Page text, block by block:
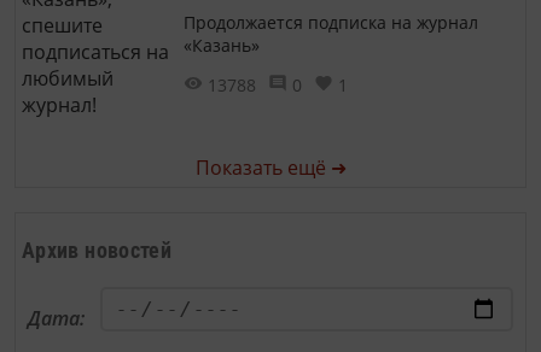
Продолжается подписка на журнал
«Казань»
13788
0 1
Показать ещё ➜
Архив новостей
Дата: